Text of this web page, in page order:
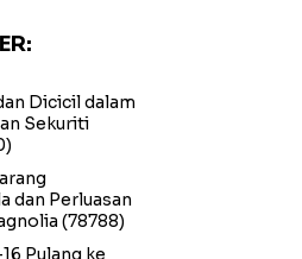
Dicicil dalam
Sekuriti
dan Perluasan
(78788)
Pulang ke